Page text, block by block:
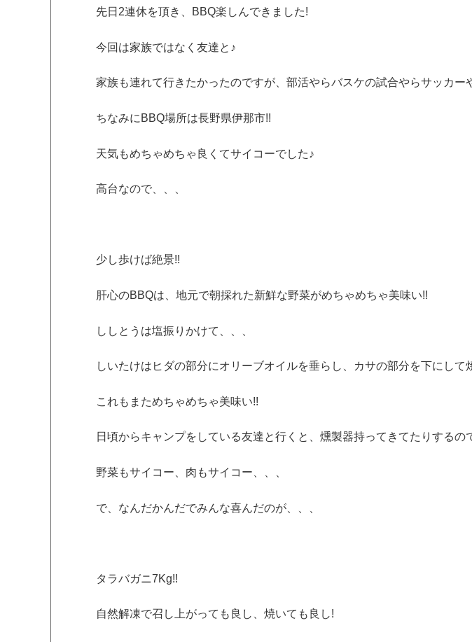
先日2連休を頂き、BBQ楽しんできました!
今回は家族ではなく友達と♪
家族も連れて行きたかったのですが、部活やらバスケの試合やらサッカー
ちなみにBBQ場所は長野県伊那市!!
天気もめちゃめちゃ良くてサイコーでした♪
高台なので、、、
少し歩けば絶景!!
肝心のBBQは、地元で朝採れた新鮮な野菜がめちゃめちゃ美味い!!
ししとうは塩振りかけて、、、
しいたけはヒダの部分にオリーブオイルを垂らし、カサの部分を下にして
これもまためちゃめちゃ美味い!!
日頃からキャンプをしている友達と行くと、燻製器持ってきてたりするの
野菜もサイコー、肉もサイコー、、、
で、なんだかんだでみんな喜んだのが、、、
タラバガニ7Kg!!
自然解凍で召し上がっても良し、焼いても良し!